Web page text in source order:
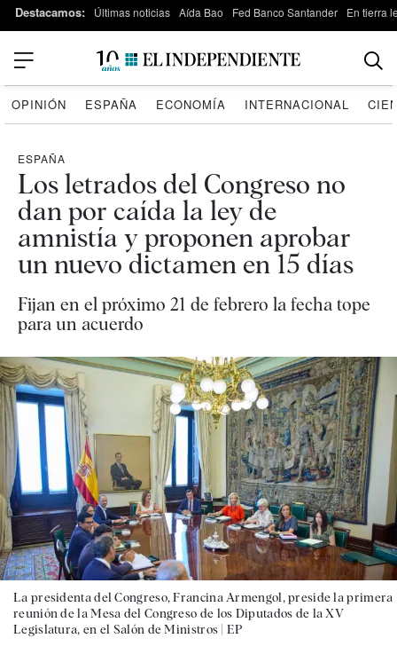
Destacamos: Últimas noticias Aída Bao Fed Banco Santander En tierra
OPINIÓN ESPAÑA ECONOMÍA INTERNACIONAL
ESPAÑA
Los letrados del Congreso no
dan por caída la ley de
amnistía y proponen aprobar
un nuevo dictamen en 15 días
Fijan en el próximo 21 de febrero la fecha tope
para un acuerdo
La presidenta del Congreso, Francina Armengol, preside la primera
reunión de la Mesa del Congreso de los Diputados de la XV
Legislatura, en el Salón de Ministros |EP